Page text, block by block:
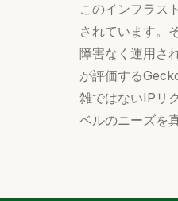
このインフラス
されています。
障害なく運用さ
が評価する
雑ではないIPリ
ベルのニーズを